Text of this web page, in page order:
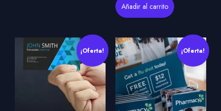
Añadir al carrito
¡Oferta! ¡Oferta!